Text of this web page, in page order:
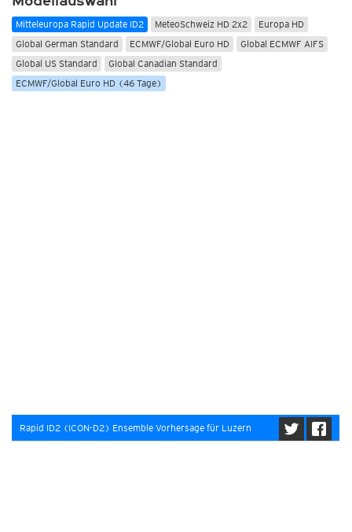
Mitteleuropa Rapid Update ID2 MeteoSchweiz HD 2x2
Europa HD
Global German Standard
ECMWF/Global Euro HD
Global ECMWF AIFS
Global US Standard
Global Canadian Standard
ECMWF/Global Euro HD (46 Tage)
Rapid ID2 (ICON-D2) Ensemble Vorhersage für Luzern